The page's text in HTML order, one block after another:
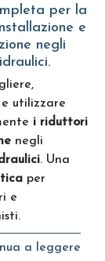
per la
e
negli
utilizzare
i riduttori
negli
. Una
per
e
a leggere